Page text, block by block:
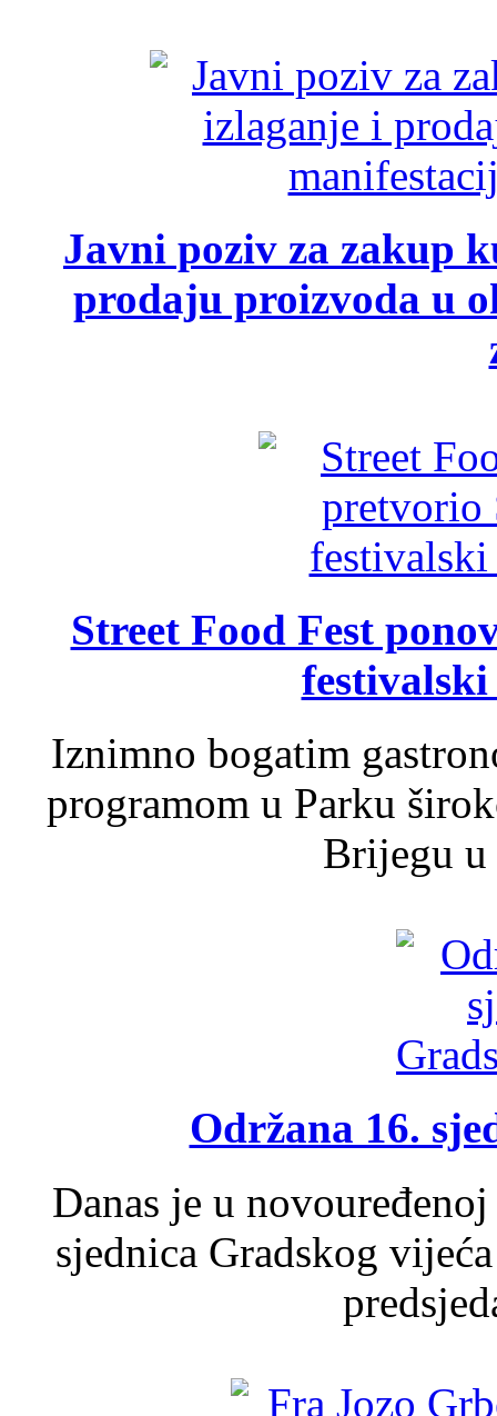
Javni poziv za zakup
prodaju proizvoda u
Street Food Fest
Iznimno bogatim
programom u Parku
Brijegu u
Održana 16.
Danas je u
sjednica Gradskog